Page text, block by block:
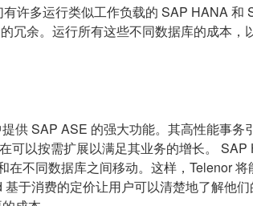
许多运行类似工作负载的 SAP HANA
余。运行所有这些不同数据库的成本
供 SAP ASE 的强大功能。其高性能事
可以按需扩展以满足其业务的增长。
不同数据库之间移动。这样，Telenor
于消费的定价让用户可以清楚地了解他